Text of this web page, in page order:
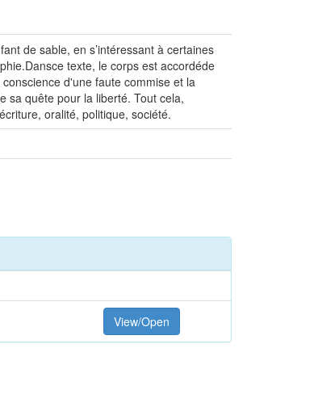
de sable, en s’intéressant à certaines
texte, le corps est accordéde
d'une faute commise et la
sa quête pour la liberté. Tout cela,
oralité, politique, société.
View/Open